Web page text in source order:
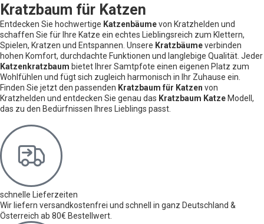
Kratzbaum für Katzen
Entdecken Sie hochwertige Katzenbäumevon Kratzhelden und
schaffen Sie für Ihre Katze ein echtes Lieblingsreich zum Klettern,
Spielen, Kratzen und Entspannen. Unsere Kratzbäumeverbinden
hohen Komfort, durchdachte Funktionen und langlebige Qualität. Jeder
Katzenkratzbaum bietet Ihrer Samtpfote einen eigenen Platz zum
Wohlfühlen und fügt sich zugleich harmonisch in Ihr Zuhause ein.
Finden Sie jetzt den passenden Kratzbaum für Katzen von
Kratzhelden und entdecken Sie genau das Kratzbaum KatzeModell,
das zu den Bedürfnissen Ihres Lieblings passt.
schnelle Lieferzeiten
Wir liefern versandkostenfrei und schnell in ganz Deutschland &
Österreich ab 80€ Bestellwert.